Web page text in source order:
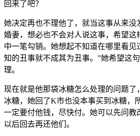
回来了吧？
她决定再也不理他了，就当这事从来没
婚妻，想必也不会对人说这事，希望这
中一笔勾销。她想起不知道在哪里看见
知的丑事就不成其为丑事。”她希望这
理。
现在就是他那袋冰糖怎么处理的问题了
冰糖，她回了K市也没本事买到冰糖，
一定要付他钱，尽快付。她可以先问教
以后回去再还他们。